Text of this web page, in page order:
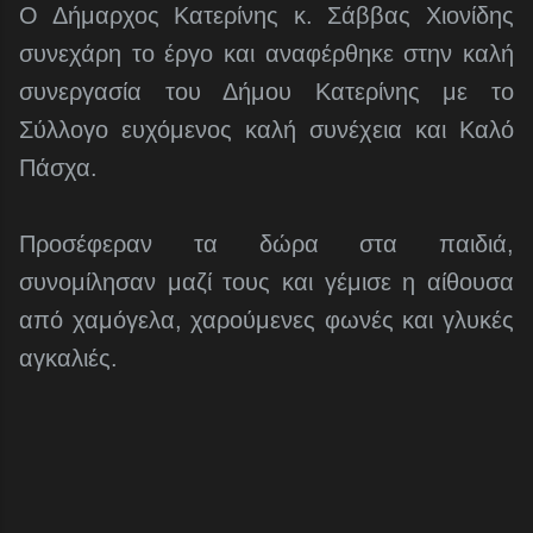
Ο Δήμαρχος Κατερίνης κ. Σάββας Χιονίδης
συνεχάρη το έργο και αναφέρθηκε στην καλή
συνεργασία του Δήμου Κατερίνης με το
Σύλλογο ευχόμενος καλή συνέχεια και Καλό
Πάσχα.
Προσέφεραν τα δώρα στα παιδιά,
συνομίλησαν μαζί τους και γέμισε η αίθουσα
από χαμόγελα, χαρούμενες φωνές και γλυκές
αγκαλιές.